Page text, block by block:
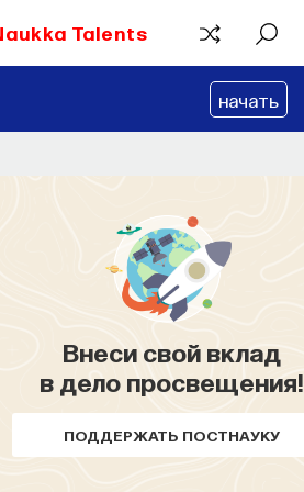
Talents
начать
Внеси свой вклад
в дело просвещения!
ПОДДЕРЖАТЬ ПОСТНАУКУ
Философский поиск:
начала